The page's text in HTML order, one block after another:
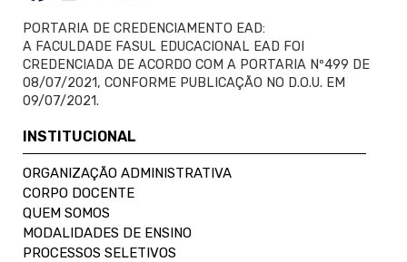
PORTARIA DE CREDENCIAMENTO EAD:
A FACULDADE FASUL EDUCACIONAL EAD FOI
CREDENCIADA DE ACORDO COM A PORTARIA Nº499 DE
08/07/2021, CONFORME PUBLICAÇÃO NO D.O.U. EM
09/07/2021.
INSTITUCIONAL
ORGANIZAÇÃO ADMINISTRATIVA
CORPO DOCENTE
QUEM SOMOS
MODALIDADES DE ENSINO
PROCESSOS SELETIVOS